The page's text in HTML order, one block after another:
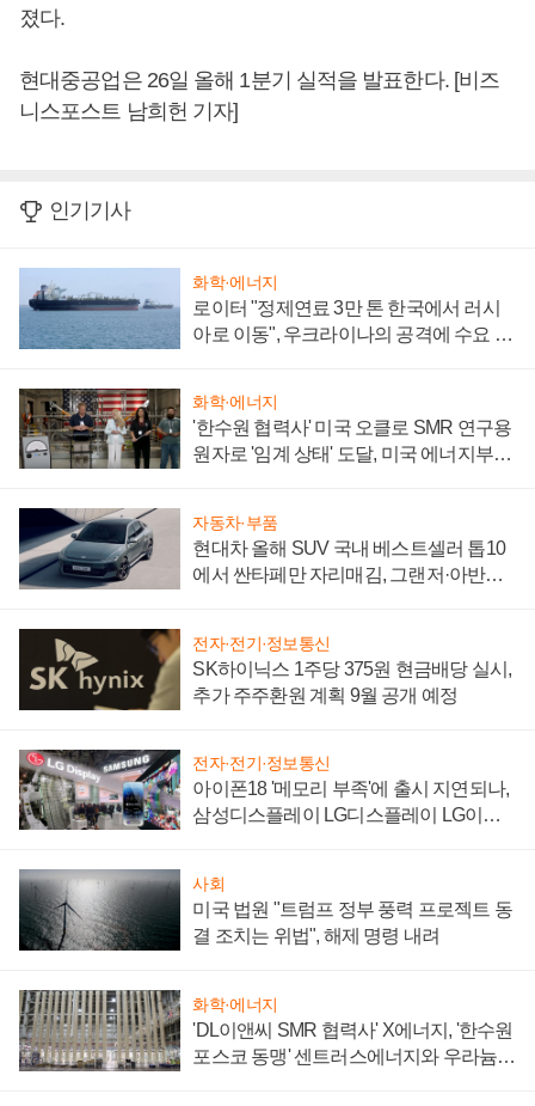
졌다.
현대중공업은 26일 올해 1분기 실적을 발표한다. [비즈
니스포스트 남희헌 기자]
인기기사
화학·에너지
로이터 "정제연료 3만 톤 한국에서 러시
아로 이동", 우크라이나의 공격에 수요 늘
화학·에너지
'한수원 협력사' 미국 오클로 SMR 연구용
원자로 '임계 상태' 도달, 미국 에너지부
자동차·부품
현대차 올해 SUV 국내 베스트셀러 톱10
에서 싼타페만 자리매김, 그랜저·아반떼
전자·전기·정보통신
SK하이닉스 1주당 375원 현금배당 실시,
추가 주주환원 계획 9월 공개 예정
전자·전기·정보통신
아이폰18 '메모리 부족'에 출시 지연되나,
삼성디스플레이 LG디스플레이 LG이노
사회
미국 법원 "트럼프 정부 풍력 프로젝트 동
결 조치는 위법", 해제 명령 내려
화학·에너지
'DL이앤씨 SMR 협력사' X에너지, '한수원
포스코 동맹' 센트러스에너지와 우라늄